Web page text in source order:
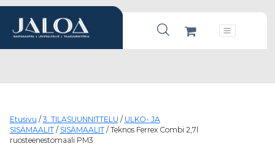
Products search
Päävalikko
Etusivu / 3. TILASUUNNITTELU / ULKO- JA
SISÄMAALIT/ SISÄMAALIT/ Teknos Ferrex Combi 2,7l
ruosteenestomaali PM3